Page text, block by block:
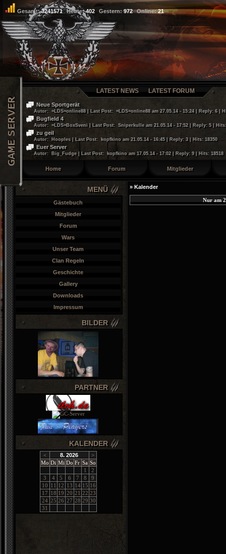
Gesamt:3241571 Heute:402 Gestern:972 Online:21
LATEST NEWS LATEST FORUM
Neue Sportgerät
Autor: =LDS=online88 | Last Post: =LDS=online88 am 27.05.14 - 15:24 | Reply: 6 |
Bugfield 4
Autor: =LDS=BoxSveni | Last Post: Sniperkulle am 21.05.14 - 17:52 | Reply: 5 | Hits:
zu geil
Autor: Hooples | Last Post: kopfkino am 21.05.14 - 16:45 | Reply: 3 | Hits: 18350
Euer Server
Autor: Big_Fudge | Last Post: kopfkino am 17.05.14 - 17:02 | Reply: 9 | Hits: 18518
Home Forum Mitglieder
MENÜ
Gästebuch
Mitglieder
Forum
Wars
Unser Team
Clan Regeln
Geschichte
Gallery
Downloads
Impressum
BILDER
PARTNER
KALENDER
< 8. 2026
>
Mo Di Mi Do Fr Sa So
1
2
3
4 5 6 7 8
9
10 11 12 13 14 15 16
17 18 19 20 21 22 23
24 25 26 27 28 29 30
31
» Kalender
Nur am